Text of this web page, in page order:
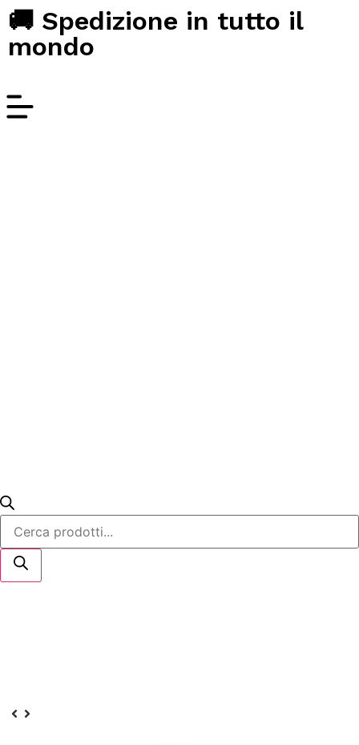
🚚 Spedizione in tutto il
mondo